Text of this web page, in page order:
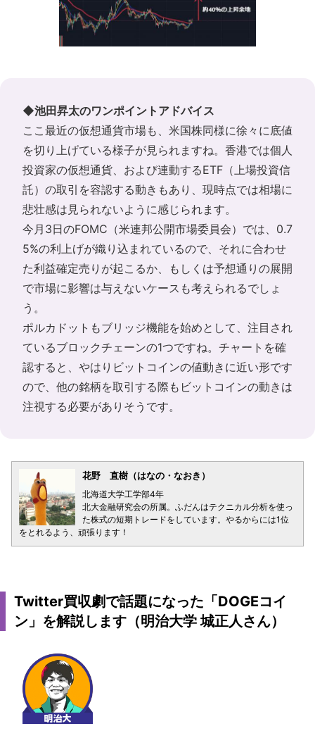
◆池田昇太のワンポイントアドバイス
ここ最近の仮想通貨市場も、米国株同様に徐々に底値
を切り上げている様子が見られますね。香港では個人
投資家の仮想通貨、および連動するETF（上場投資信
託）の取引を容認する動きもあり、現時点では相場に
悲壮感は見られないように感じられます。
今月3日のFOMC（米連邦公開市場委員会）では、0.7
5%の利上げが織り込まれているので、それに合わせ
た利益確定売りが起こるか、もしくは予想通りの展開
で市場に影響は与えないケースも考えられるでしょ
う。
ポルカドットもブリッジ機能を始めとして、注目され
ているブロックチェーンの1つですね。チャートを確
認すると、やはりビットコインの値動きに近い形です
ので、他の銘柄を取引する際もビットコインの動きは
注視する必要がありそうです。
花野 直樹（はなの・なおき）
北海道大学工学部4年
北大金融研究会の所属。ふだんはテクニカル分析を使っ
た株式の短期トレードをしています。やるからには1位
をとれるよう、頑張ります！
Twitter買収劇で話題になった「DOGEコイ
ン」を解説します（明治大学 城正人さん）